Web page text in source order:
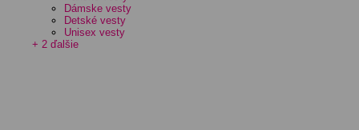
Dámske vesty
Detské vesty
Unisex vesty
+ 2 ďalšie